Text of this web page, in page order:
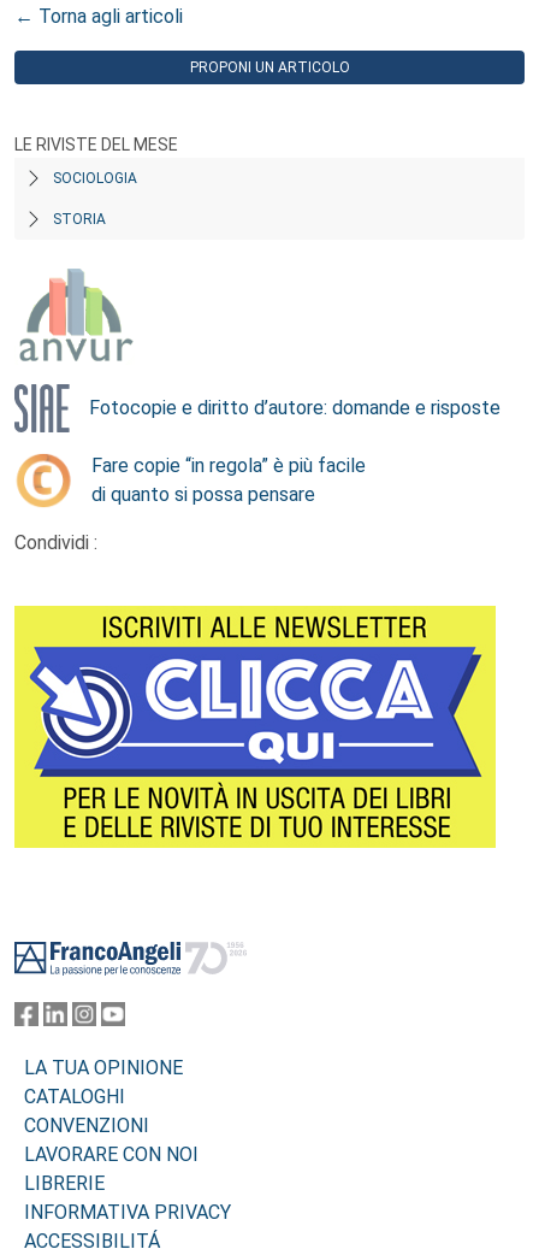
← Torna agli articoli
PROPONI UN ARTICOLO
LE RIVISTE DEL MESE
SOCIOLOGIA
STORIA
Fotocopie e diritto d’autore: domande e risposte
Fare copie “in regola” è più facile
di quanto si possa pensare
Condividi :
LA TUA OPINIONE
CATALOGHI
CONVENZIONI
LAVORARE CON NOI
LIBRERIE
INFORMATIVA PRIVACY
ACCESSIBILITÁ